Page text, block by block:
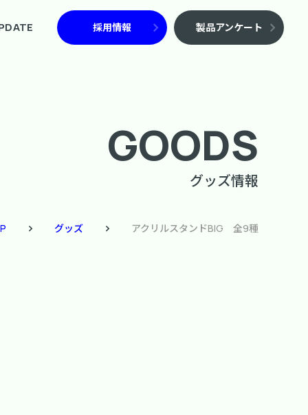
採用情報 製品アンケート
GOODS
グッズ情報
グッズ アクリルスタンドBIG 全9種